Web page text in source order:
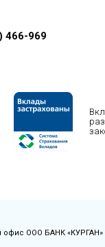
466-969
офис ООО БАНК «КУРГАН»